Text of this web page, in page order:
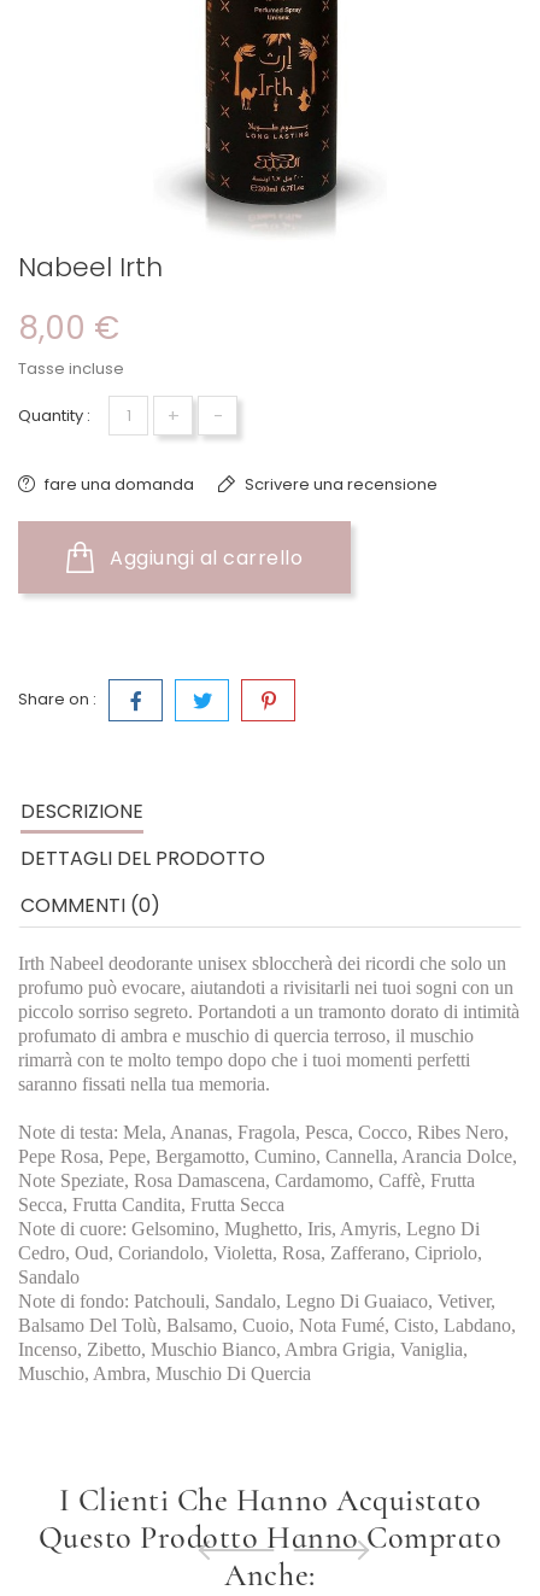
Nabeel Irth
8,00 €
Tasse incluse
Quantity : + -
fare una domanda Scrivere una recensione
Aggiungi al carrello
Share on :
DESCRIZIONE
DETTAGLI DEL PRODOTTO
COMMENTI (0)
Irth Nabeel deodorante unisex sbloccherà dei ricordi che solo un
profumo può evocare, aiutandoti a rivisitarli nei tuoi sogni con un
piccolo sorriso segreto. Portandoti a un tramonto dorato di intimità
profumato di ambra e muschio di quercia terroso, il muschio
rimarrà con te molto tempo dopo che i tuoi momenti perfetti
saranno fissati nella tua memoria.
Note di testa: Mela, Ananas, Fragola, Pesca, Cocco, Ribes Nero,
Pepe Rosa, Pepe, Bergamotto, Cumino, Cannella, Arancia Dolce,
Note Speziate, Rosa Damascena, Cardamomo, Caffè, Frutta
Secca, Frutta Candita, Frutta Secca
Note di cuore: Gelsomino, Mughetto, Iris, Amyris, Legno Di
Cedro, Oud, Coriandolo, Violetta, Rosa, Zafferano, Cipriolo,
Sandalo
Note di fondo: Patchouli, Sandalo, Legno Di Guaiaco, Vetiver,
Balsamo Del Tolù, Balsamo, Cuoio, Nota Fumé, Cisto, Labdano,
Incenso, Zibetto, Muschio Bianco, Ambra Grigia, Vaniglia,
Muschio, Ambra, Muschio Di Quercia
I Clienti Che Hanno Acquistato
Questo Prodotto Hanno Comprato
Anche: